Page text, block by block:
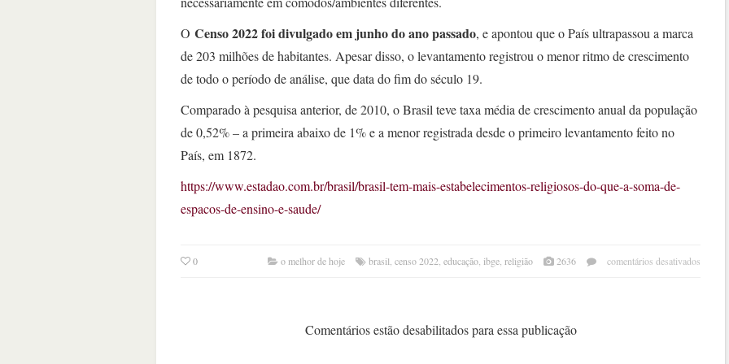
O Censo 2022 foi divulgado em junho do ano passado, e apontou que o País ultrapassou a marca
de 203 milhões de habitantes. Apesar disso, o levantamento registrou o menor ritmo de crescimento
de todo o período de análise, que data do fim do século 19.
Comparado à pesquisa anterior, de 2010, o Brasil teve taxa média de crescimento anual da população
de 0,52% – a primeira abaixo de 1% e a menor registrada desde o primeiro levantamento feito no
País, em 1872.
https://www.estadao.com.br/brasil/brasil-tem-mais-estabelecimentos-religiosos-do-que-a-soma-de-
espacos-de-ensino-e-saude/
0 o melhor de hoje brasil, censo 2022, educação, ibge, religião 2636 comentários desativados
Comentários estão desabilitados para essa publicação